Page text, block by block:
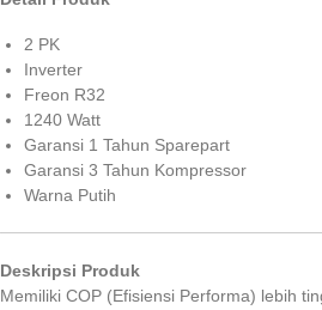
2 PK
Inverter
Freon R32
1240 Watt
Garansi 1 Tahun Sparepart
Garansi 3 Tahun Kompressor
Warna Putih
Deskripsi Produk
Memiliki COP (Efisiensi Performa) lebih